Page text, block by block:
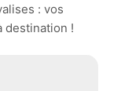
: vos
destination !